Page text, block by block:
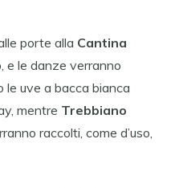
porte alla Cantina
, e le danze verranno
le uve a bacca bianca
mentre Trebbiano
raccolti, come d’uso,